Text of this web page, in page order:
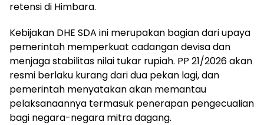
retensi di Himbara.
Kebijakan DHE SDA ini merupakan bagian dari upaya
pemerintah memperkuat cadangan devisa dan
menjaga stabilitas nilai tukar rupiah. PP 21/2026 akan
resmi berlaku kurang dari dua pekan lagi, dan
pemerintah menyatakan akan memantau
pelaksanaannya termasuk penerapan pengecualian
bagi negara-negara mitra dagang.